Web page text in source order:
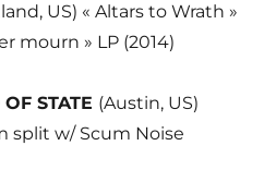
US) « Altars to Wrath »
mourn » LP (2014)
STATE (Austin, US)
split w/ Scum Noise